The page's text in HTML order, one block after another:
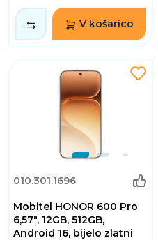
V košarico
010.301.1696
Mobitel HONOR 600 Pro
6,57", 12GB, 512GB,
Android 16, bijelo zlatni